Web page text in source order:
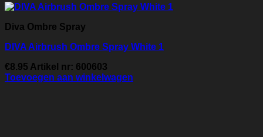
Diva Ombre Spray
DIVA Airbrush Ombre Spray White 1
€8.95 Artikel nr: 600603
Toevoegen aan winkelwagen